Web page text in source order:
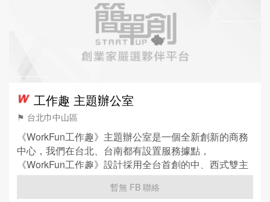
工作趣 主題辦公室
⚑ 台北巾中山區
《WorkFun工作趣》主題辦公室是一個全新創新的商務
中心，我們在台北、台南都有設置服務據點，
《WorkFun工作趣》設計採用全台首創的中、西式雙主
題設計風格，提供給您不一樣的商務中心氛圍。
暫無 FB 聯絡